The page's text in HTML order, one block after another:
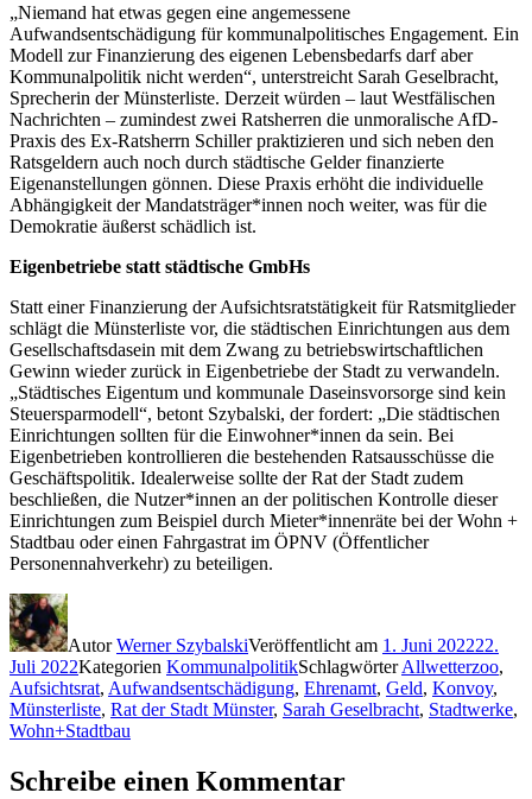
„Niemand hat etwas gegen eine angemessene
Aufwandsentschädigung für kommunalpolitisches Engagement. Ein
Modell zur Finanzierung des eigenen Lebensbedarfs darf aber
Kommunalpolitik nicht werden“, unterstreicht Sarah Geselbracht,
Sprecherin der Münsterliste. Derzeit würden – laut Westfälischen
Nachrichten – zumindest zwei Ratsherren die unmoralische AfD-
Praxis des Ex-Ratsherrn Schiller praktizieren und sich neben den
Ratsgeldern auch noch durch städtische Gelder finanzierte
Eigenanstellungen gönnen. Diese Praxis erhöht die individuelle
Abhängigkeit der Mandatsträger*innen noch weiter, was für die
Demokratie äußerst schädlich ist.
Eigenbetriebe statt städtische GmbHs
Statt einer Finanzierung der Aufsichtsratstätigkeit für Ratsmitglieder
schlägt die Münsterliste vor, die städtischen Einrichtungen aus dem
Gesellschaftsdasein mit dem Zwang zu betriebswirtschaftlichen
Gewinn wieder zurück in Eigenbetriebe der Stadt zu verwandeln.
„Städtisches Eigentum und kommunale Daseinsvorsorge sind kein
Steuersparmodell“, betont Szybalski, der fordert: „Die städtischen
Einrichtungen sollten für die Einwohner*innen da sein. Bei
Eigenbetrieben kontrollieren die bestehenden Ratsausschüsse die
Geschäftspolitik. Idealerweise sollte der Rat der Stadt zudem
beschließen, die Nutzer*innen an der politischen Kontrolle dieser
Einrichtungen zum Beispiel durch Mieter*innenräte bei der Wohn +
Stadtbau oder einen Fahrgastrat im ÖPNV (Öffentlicher
Personennahverkehr) zu beteiligen.
AutorWerner SzybalskiVeröffentlicht am 1. Juni 202222.
Juli 2022Kategorien KommunalpolitikSchlagwörterAllwetterzoo,
Aufsichtsrat, Aufwandsentschädigung, Ehrenamt, Geld, Konvoy,
Münsterliste, Rat der Stadt Münster, Sarah Geselbracht, Stadtwerke,
Wohn+Stadtbau
Schreibe einen Kommentar